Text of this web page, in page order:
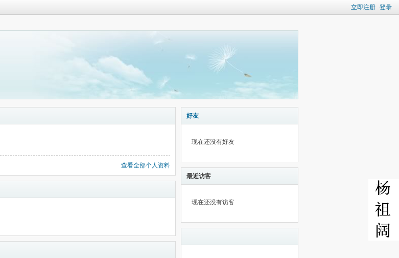
立即注册 登录
查看全部个人资料
好友
现在还没有好友
最近访客
现在还没有访客